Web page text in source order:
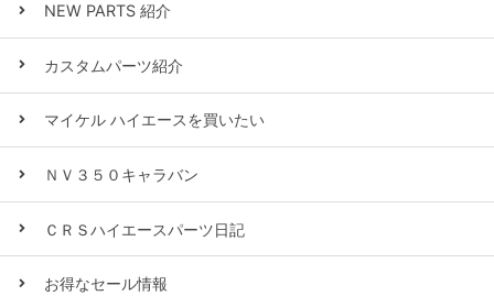
NEW PARTS 紹介
カスタムパーツ紹介
マイケル ハイエースを買いたい
ＮＶ３５０キャラバン
ＣＲＳハイエースパーツ日記
お得なセール情報